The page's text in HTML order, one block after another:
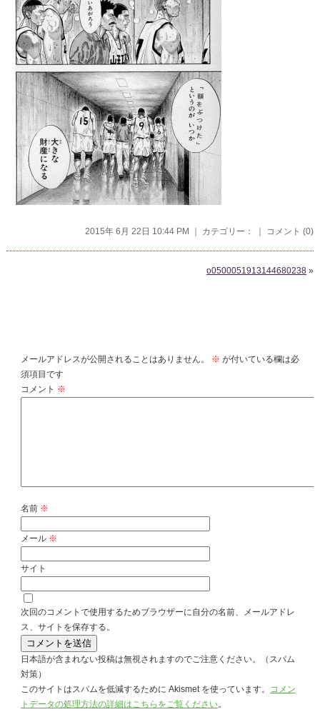
2015年 6月 22日 10:44 PM ｜ カテゴリー： ｜ コメント (0)
o0500051913144680238 »
メールアドレスが公開されることはありません。 ※ が付いている欄は必
須項目です
コメント ※
名前 ※
メール ※
サイト
次回のコメントで使用するためブラウザーに自分の名前、メールアドレ
ス、サイトを保存する。
日本語が含まれない投稿は無視されますのでご注意ください。（スパム
対策）
このサイトはスパムを低減するために Akismet を使っています。 コメン
トデータの処理方法の詳細はこちらをご覧ください。